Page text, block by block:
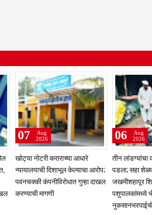
मान उंचावली;
गुणवंत खेळाडू,
होणार
शहाबाज काझी यांचा नळदुर्गमध्ये
जल्लोषात नागरी सत्कार; हैदर कुरेशी
मित्र परिवाराचा पुढाकार; फटाक्यांची
आतषबाजी, घोषणांनी शहर दणाणले
08
Aug
2026